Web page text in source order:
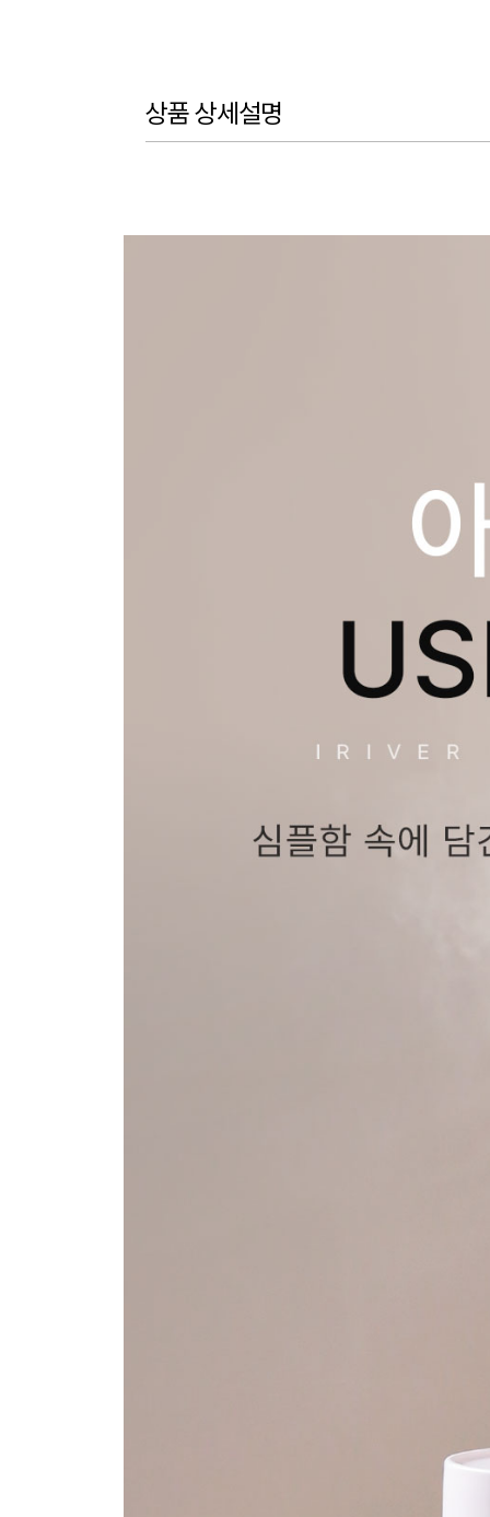
상품 상세설명